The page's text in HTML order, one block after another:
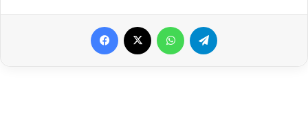
Facebook WhatsApp